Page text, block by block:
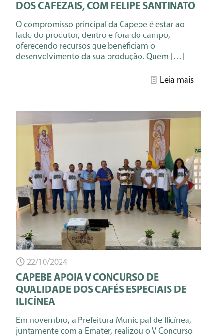
DOS CAFEZAIS, COM FELIPE SANTINATO
O compromisso principal da Capebe é estar ao
lado do produtor, dentro e fora do campo,
oferecendo recursos que beneficiam o
desenvolvimento da sua produção. Quem […]
Leia mais
22/10/2024
CAPEBE APOIA V CONCURSO DE
QUALIDADE DOS CAFÉS ESPECIAIS DE
ILICÍNEA
Em novembro, a Prefeitura Municipal de Ilicínea,
juntamente com a Emater, realizou o V Concurso